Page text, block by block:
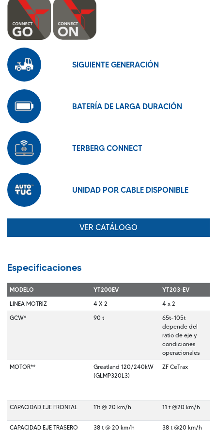
SIGUIENTE GENERACIÓN
BATERÍA DE LARGA DURACIÓN
TERBERG CONNECT
UNIDAD POR CABLE DISPONIBLE
VER CATÁLOGO
Especificaciones
MODELO YT200EV
YT203-EV
LINEA MOTRIZ
4 X 2
4 x 2
GCW*
90 t
65t-105t
depende del
ratio de eje y
condiciones
operacionales
MOTOR**
Greatland 120/240kW
(GLMP320L3)
ZF CeTrax
CAPACIDAD EJE FRONTAL 11t @ 20 km/h 11 t @20 km/h
CAPACIDAD EJE TRASERO 38 t @ 20 km/h 38 t @20 km/h